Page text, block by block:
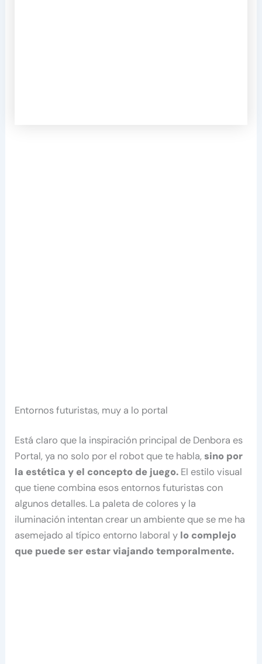
Entornos futuristas, muy a lo portal
Está claro que la inspiración principal de Denbora es
Portal, ya no solo por el robot que te habla,sino por
la estética y el concepto de juego. El estilo visual
que tiene combina esos entornos futuristas con
algunos detalles. La paleta de colores y la
iluminación intentan crear un ambiente que se me ha
asemejado al típico entorno laboral y lo complejo
que puede ser estar viajando temporalmente.